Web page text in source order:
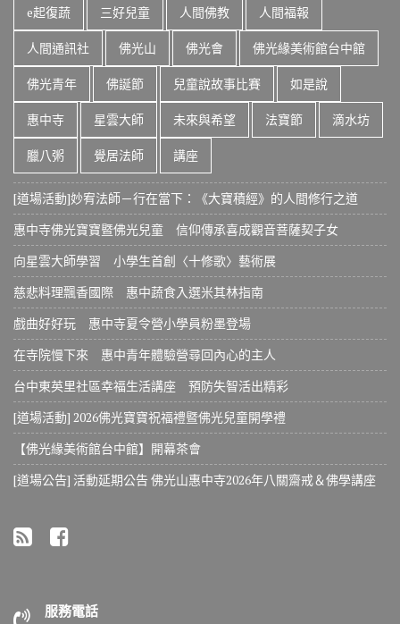
e起復蔬 三好兒童 人間佛教 人間福報
人間通訊社 佛光山 佛光會 佛光緣美術館台中館
佛光青年 佛誕節 兒童說故事比賽 如是說
惠中寺 星雲大師 未來與希望 法寶節 滴水坊
臘八粥 覺居法師 講座
[道場活動]妙宥法師－行在當下：《大寶積經》的人間修行之道
惠中寺佛光寶寶暨佛光兒童 信仰傳承喜成觀音菩薩契子女
向星雲大師學習 小學生首創〈十修歌〉藝術展
慈悲料理飄香國際 惠中蔬食入選米其林指南
戲曲好好玩 惠中寺夏令營小學員粉墨登場
在寺院慢下來 惠中青年體驗營尋回內心的主人
台中東英里社區幸福生活講座 預防失智活出精彩
[道場活動] 2026佛光寶寶祝福禮暨佛光兒童開學禮
【佛光緣美術館台中館】開幕茶會
[道場公告] 活動延期公告 佛光山惠中寺2026年八關齋戒＆佛學講座
服務電話